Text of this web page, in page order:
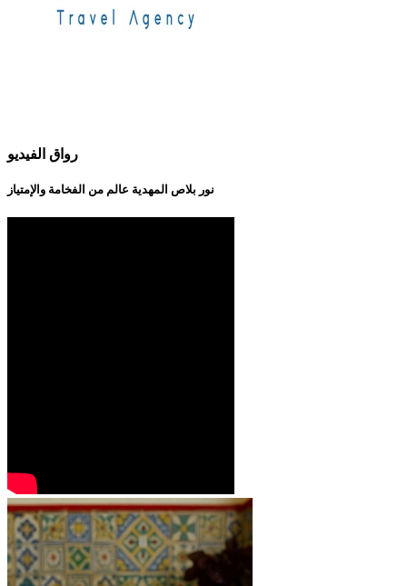
رواق الفيديو
نور بلاص المهدية عالم من الفخامة والإمتياز